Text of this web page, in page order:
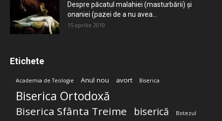
Despre păcatul malahiei (masturbării) şi
onaniei (pazei de a nu avea...
15 aprilie 2010
Etichete
Academia de Teologie Anul nou avort Biserica
Biserica Ortodoxă
Biserica Sfânta Treime biserică Botezul